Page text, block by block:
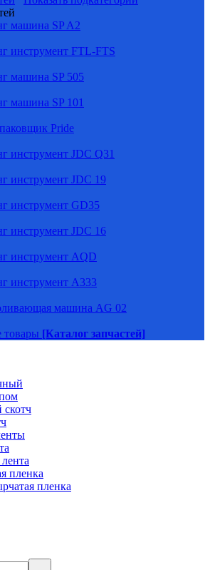
машина SP A2
инструмент FTL-FTS
машина SP 505
машина SP 101
Pride
инструмент JDC Q31
инструмент JDC 19
инструмент GD35
инструмент JDC 16
инструмент AQD
инструмент A333
машина AG 02
товары [Каталог запчастей]
скотч
пленка
пленка